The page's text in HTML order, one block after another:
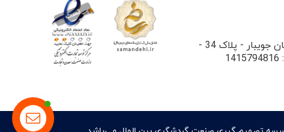
میدان فاطمی - خیابان جویبار - پلاک 34 -